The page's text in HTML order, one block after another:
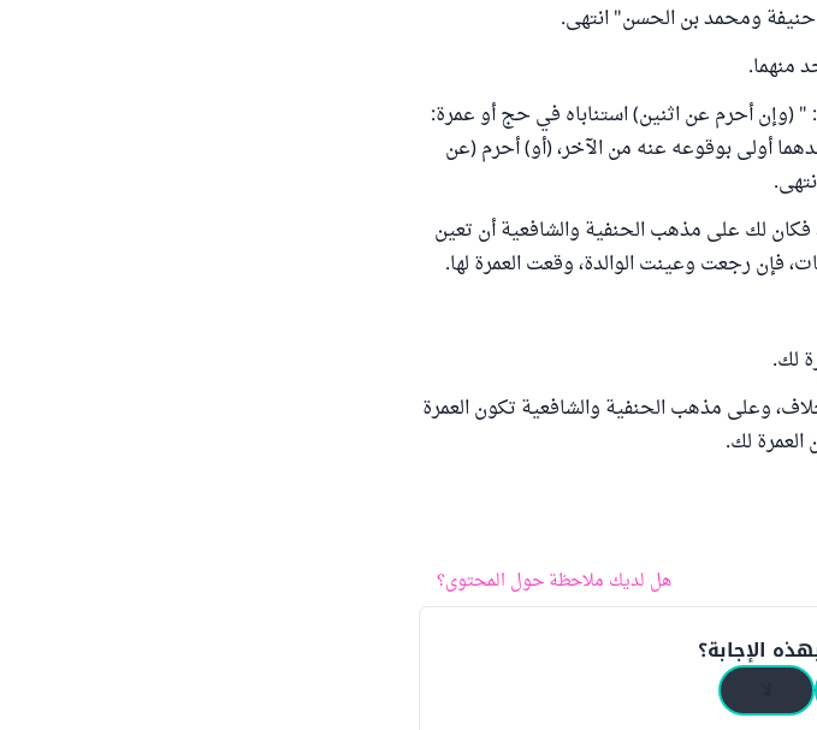
حنيفة ومحمد بن الحسن" انتهى.
منهما.
البهوتي رحمه الله في "كشاف القناع" (2/ 418): " (وإن أحرم عن اثنين) استناباه في حج أو عمرة:
أولى بوقوعه عنه من الآخر، (أو) أحرم (عن
لك على مذهب الحنفية والشافعية أن تعين
فإن رجعت وعينت الوالدة، وقعت العمرة لها.
لك.
وعلى مذهب الحنفية والشافعية تكون العمرة
لك.
هل لديك ملاحظة حول المحتوى؟
الإجابة؟